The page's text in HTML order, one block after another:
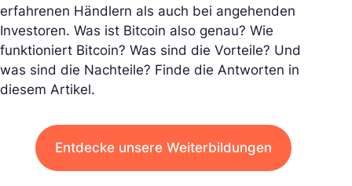
erfahrenen Händlern als auch bei angehenden
Investoren. Was ist Bitcoin also genau? Wie
funktioniert Bitcoin? Was sind die Vorteile? Und
was sind die Nachteile? Finde die Antworten in
diesem Artikel.
Entdecke unsere Weiterbildungen